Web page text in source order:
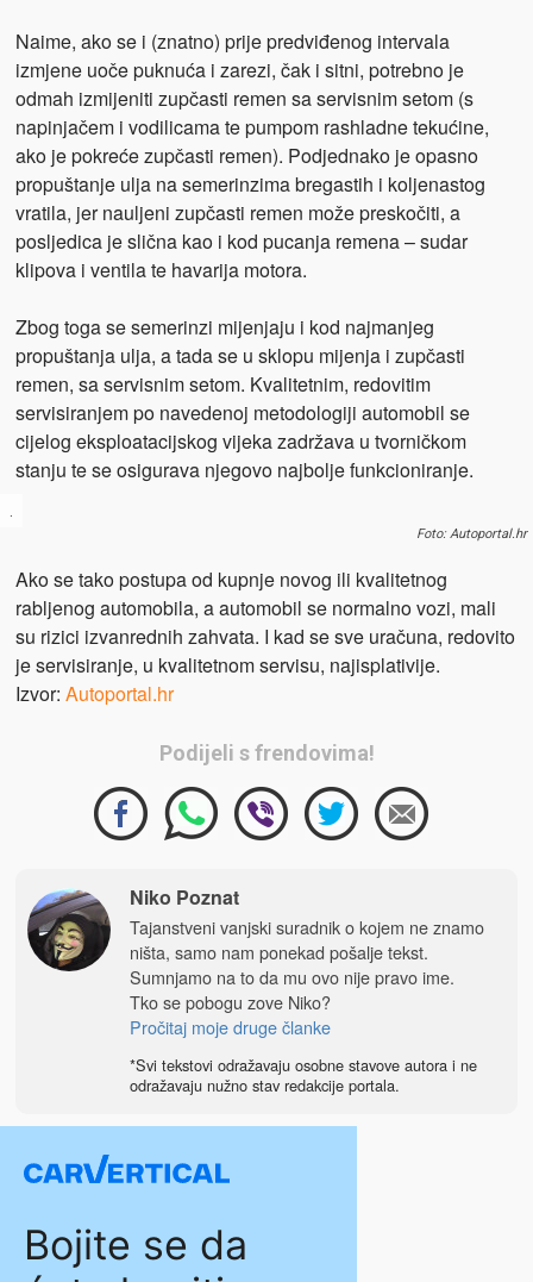
Naime, ako se i (znatno) prije predviđenog intervala
izmjene uoče puknuća i zarezi, čak i sitni, potrebno je
odmah izmijeniti zupčasti remen sa servisnim setom (s
napinjačem i vodilicama te pumpom rashladne tekućine,
ako je pokreće zupčasti remen). Podjednako je opasno
propuštanje ulja na semerinzima bregastih i koljenastog
vratila, jer nauljeni zupčasti remen može preskočiti, a
posljedica je slična kao i kod pucanja remena – sudar
klipova i ventila te havarija motora.
Zbog toga se semerinzi mijenjaju i kod najmanjeg
propuštanja ulja, a tada se u sklopu mijenja i zupčasti
remen, sa servisnim setom. Kvalitetnim, redovitim
servisiranjem po navedenoj metodologiji automobil se
cijelog eksploatacijskog vijeka zadržava u tvorničkom
stanju te se osigurava njegovo najbolje funkcioniranje.
.
Foto: Autoportal.hr
Ako se tako postupa od kupnje novog ili kvalitetnog
rabljenog automobila, a automobil se normalno vozi, mali
su rizici izvanrednih zahvata. I kad se sve uračuna, redovito
je servisiranje, u kvalitetnom servisu, najisplativije.
Izvor: Autoportal.hr
Podijeli s frendovima!
Niko Poznat
Tajanstveni vanjski suradnik o kojem ne znamo
ništa, samo nam ponekad pošalje tekst.
Sumnjamo na to da mu ovo nije pravo ime.
Tko se pobogu zove Niko?
Pročitaj moje druge članke
*Svi tekstovi odražavaju osobne stavove autora i ne
odražavaju nužno stav redakcije portala.